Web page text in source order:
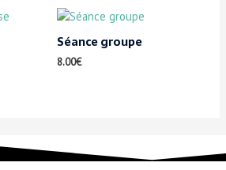
Séance groupe
8.00€